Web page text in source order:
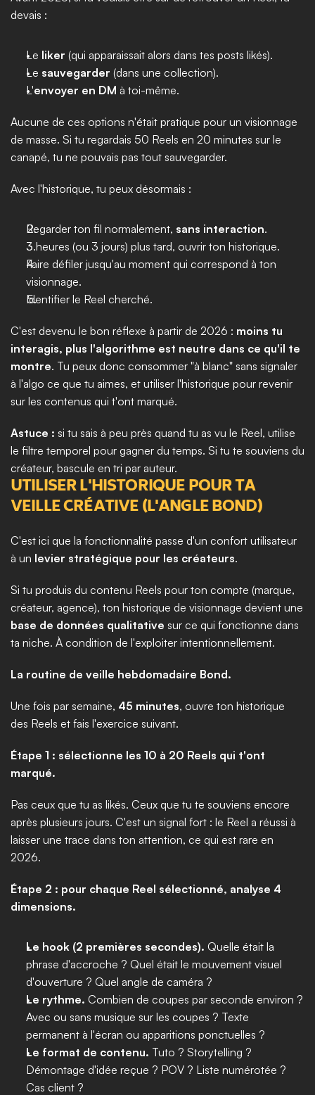
devais :
Le liker (qui apparaissait alors dans tes posts likés).
Le sauvegarder (dans une collection).
L'envoyer en DM à toi-même.
Aucune de ces options n'était pratique pour un visionnage
de masse. Si tu regardais 50 Reels en 20 minutes sur le
canapé, tu ne pouvais pas tout sauvegarder.
Avec l'historique, tu peux désormais :
Regarder ton fil normalement, sans interaction.
3 heures (ou 3 jours) plus tard, ouvrir ton historique.
Faire défiler jusqu'au moment qui correspond à ton
visionnage.
Identifier le Reel cherché.
C'est devenu le bon réflexe à partir de 2026 : moins tu
interagis, plus l'algorithme est neutre dans ce qu'il te
montre. Tu peux donc consommer "à blanc" sans signaler
à l'algo ce que tu aimes, et utiliser l'historique pour revenir
sur les contenus qui t'ont marqué.
Astuce : si tu sais à peu près quand tu as vu le Reel, utilise
le filtre temporel pour gagner du temps. Si tu te souviens du
créateur, bascule en tri par auteur.
UTILISER L'HISTORIQUE POUR TA
VEILLE CRÉATIVE (L'ANGLE BOND)
C'est ici que la fonctionnalité passe d'un confort utilisateur
à un levier stratégique pour les créateurs.
Si tu produis du contenu Reels pour ton compte (marque,
base de données qualitative sur ce qui fonctionne dans
ta niche. À condition de l'exploiter intentionnellement.
La routine de veille hebdomadaire Bond.
Une fois par semaine, 45 minutes, ouvre ton historique
des Reels et fais l'exercice suivant.
Étape 1 : sélectionne les 10 à 20 Reels qui t'ont
marqué.
Pas ceux que tu as likés. Ceux que tu te souviens encore
après plusieurs jours. C'est un signal fort : le Reel a réussi à
laisser une trace dans ton attention, ce qui est rare en
2026.
Étape 2 : pour chaque Reel sélectionné, analyse 4
dimensions.
Le hook (2 premières secondes). Quelle était la
phrase d'accroche ? Quel était le mouvement visuel
d'ouverture ? Quel angle de caméra ?
Le rythme. Combien de coupes par seconde environ ?
Avec ou sans musique sur les coupes ? Texte
permanent à l'écran ou apparitions ponctuelles ?
Le format de contenu. Tuto ? Storytelling ?
Démontage d'idée reçue ? POV ? Liste numérotée ?
Cas client ?